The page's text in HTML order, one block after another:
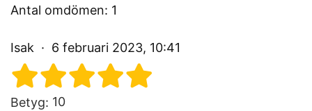
Antal omdömen: 1
Isak 6 februari 2023, 10:41
Betyg: 10